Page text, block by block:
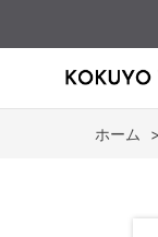
ホーム >